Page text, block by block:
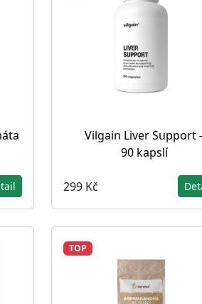
Vilgain Liver Support
90 kapslí
299 Kč
TOP